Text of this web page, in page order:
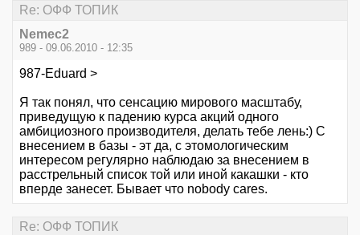
Re: ОФФ ТОПИК
Nemec2
989 - 09.06.2010 - 12:35
987-Eduard >
Я так понял, что сенсацию мирового масштабу,
приведущую к падению курса акций одного
амбициозного производителя, делать тебе лень:) С
внесением в базы - эт да, с этомологическим
интересом регулярно наблюдаю за внесением в
расстрельный список той или иной какашки - кто
вперде занесет. Бывает что nobody cares.
Re: ОФФ ТОПИК